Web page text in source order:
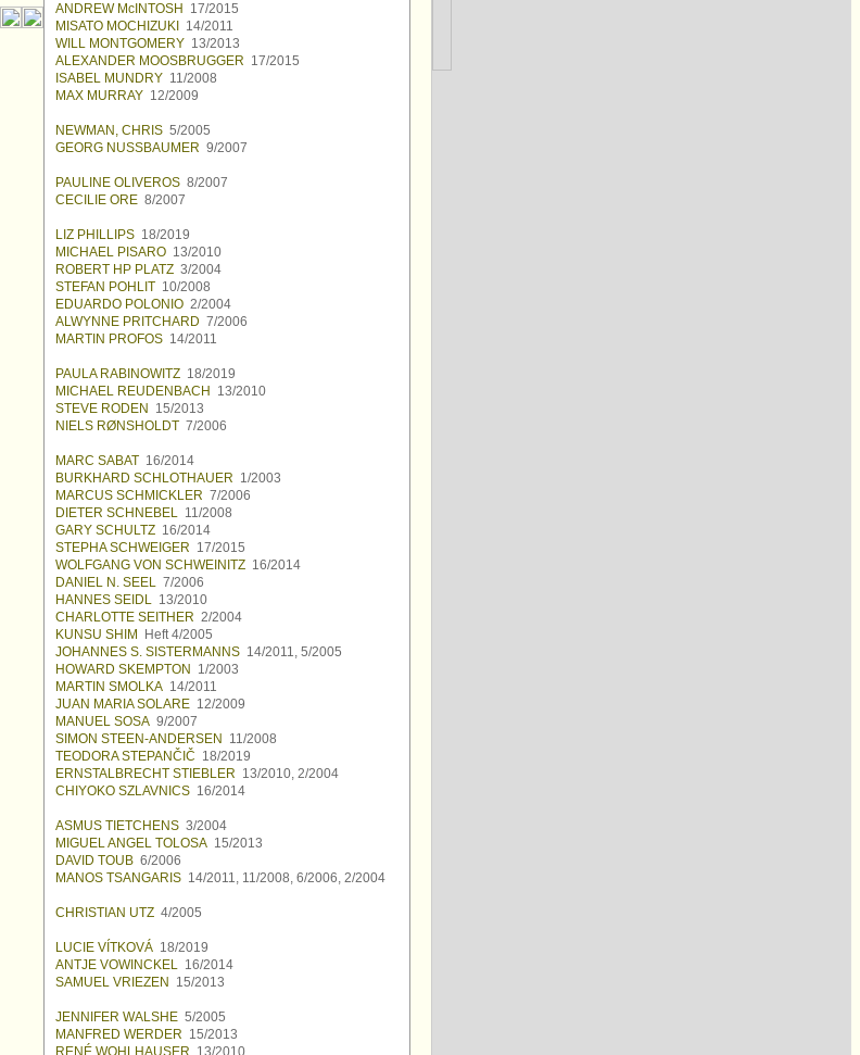
ANDREW McINTOSH
17/2015
MISATO MOCHIZUKI
14/2011
WILL MONTGOMERY 13/2013
ALEXANDER MOOSBRUGGER 17/2015
ISABEL MUNDRY 11/2008
MAX MURRAY 12/2009
NEWMAN, CHRIS 5/2005
GEORG NUSSBAUMER 9/2007
PAULINE OLIVEROS 8/2007
CECILIE ORE 8/2007
LIZ PHILLIPS 18/2019
MICHAEL PISARO 13/2010
ROBERT HP PLATZ 3/2004
STEFAN POHLIT 10/2008
EDUARDO POLONIO 2/2004
ALWYNNE PRITCHARD 7/2006
MARTIN PROFOS 14/2011
PAULA RABINOWITZ 18/2019
MICHAEL REUDENBACH
13/2010
STEVE RODEN
15/2013
NIELS RØNSHOLDT 7/2006
MARC SABAT 16/2014
BURKHARD SCHLOTHAUER 1/2003
MARCUS SCHMICKLER 7/2006
DIETER SCHNEBEL 11/2008
GARY SCHULTZ 16/2014
STEPHA SCHWEIGER 17/2015
WOLFGANG VON SCHWEINITZ 16/2014
DANIEL N. SEEL 7/2006
HANNES SEIDL 13/2010
CHARLOTTE SEITHER 2/2004
KUNSU SHIM
Heft 4/2005
JOHANNES S. SISTERMANNS 14/2011, 5/2005
HOWARD SKEMPTON
1/2003
MARTIN SMOLKA 14/2011
JUAN MARIA SOLARE 12/2009
MANUEL SOSA 9/2007
SIMON STEEN-ANDERSEN
11/2008
TEODORA STEPANČIČ 18/2019
ERNSTALBRECHT STIEBLER 13/2010, 2/2004
CHIYOKO SZLAVNICS 16/2014
ASMUS TIETCHENS 3/2004
MIGUEL ANGEL TOLOSA 15/2013
DAVID TOUB 6/2006
MANOS TSANGARIS 14/2011, 11/2008, 6/2006, 2/2004
CHRISTIAN UTZ 4/2005
LUCIE VÍTKOVÁ 18/2019
ANTJE VOWINCKEL 16/2014
SAMUEL VRIEZEN
15/2013
JENNIFER WALSHE 5/2005
MANFRED WERDER 15/2013
RENÉ WOHLHAUSER 13/2010